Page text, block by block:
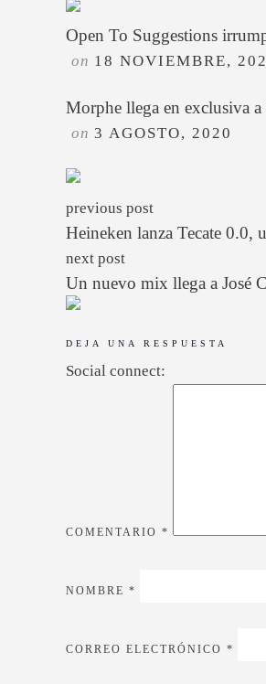
Open To Suggestions
on 18 NOVIEMBRE,
Morphe llega en exclusiva
on 3 AGOSTO, 2020
previous post
Heineken lanza Tecate 0.0,
next post
Un nuevo mix llega a José
DEJA UNA RESPUESTA
Social connect:
COMENTARIO *
NOMBRE *
CORREO ELECTRÓNICO *